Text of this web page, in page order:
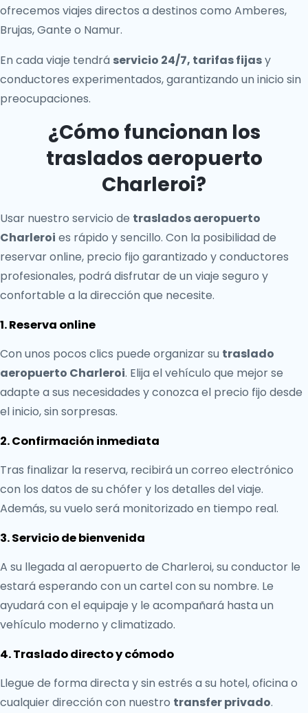
ofrecemos viajes directos a destinos como Amberes,
Brujas, Gante o Namur.
En cada viaje tendrá servicio 24/7, tarifas fijasy
conductores experimentados, garantizando un inicio sin
preocupaciones.
¿Cómo funcionan los
traslados aeropuerto
Charleroi?
Usar nuestro servicio de traslados aeropuerto
Charleroi es rápido y sencillo. Con la posibilidad de
reservar online, precio fijo garantizado y conductores
profesionales, podrá disfrutar de un viaje seguro y
confortable a la dirección que necesite.
1. Reserva online
Con unos pocos clics puede organizar su traslado
aeropuerto Charleroi. Elija el vehículo que mejor se
adapte a sus necesidades y conozca el precio fijo desde
el inicio, sin sorpresas.
2. Confirmación inmediata
Tras finalizar la reserva, recibirá un correo electrónico
con los datos de su chófer y los detalles del viaje.
Además, su vuelo será monitorizado en tiempo real.
3. Servicio de bienvenida
A su llegada al aeropuerto de Charleroi, su conductor le
estará esperando con un cartel con su nombre. Le
ayudará con el equipaje y le acompañará hasta un
vehículo moderno y climatizado.
4. Traslado directo y cómodo
Llegue de forma directa y sin estrés a su hotel, oficina o
cualquier dirección con nuestro transfer privado.